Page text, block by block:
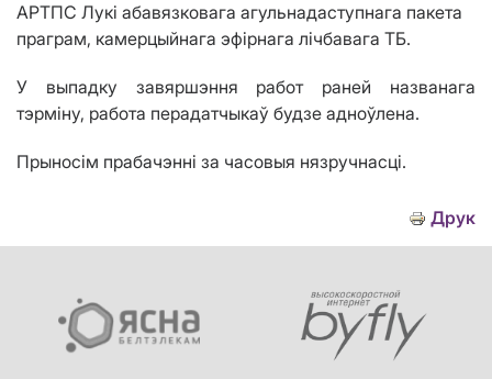
АРТПС Лукі абавязковага агульнадаступнага пакета
праграм, камерцыйнага эфірнага лічбавага ТБ.
У выпадку завяршэння работ раней названага
тэрміну, работа перадатчыкаў будзе адноўлена.
Прыносім прабачэнні за часовыя нязручнасці.
Друк